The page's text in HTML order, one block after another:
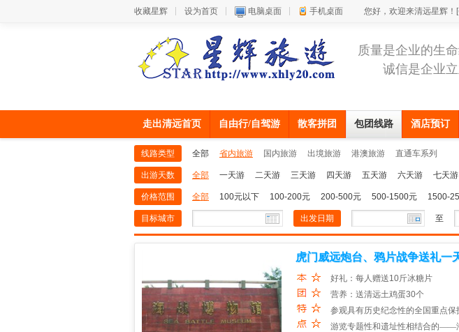
收藏星辉 设为首页 电脑桌面 手机桌面 您好，欢迎来清远星辉！
质量是企业的生
诚信是企业
走出清远首页 自由行/自驾游 散客拼团 包团线路 酒店预订
线路类型 全部 省内旅游 国内旅游 出境旅游 港澳旅游 直通车系列
出游天数 全部 一天游 二天游 三天游 四天游 五天游 六天游 七天游
价格范围 全部 100元以下 100-200元 200-500元 500-1500元 1500-
目标城市 出发日期 至
虎门威远炮台、鸦片战争送礼一
好礼：每人赠送10斤冰糖片
营养：送清远土鸡蛋30个
参观具有历史纪念性的全国重点
游览专题性和遗址性相结合的——